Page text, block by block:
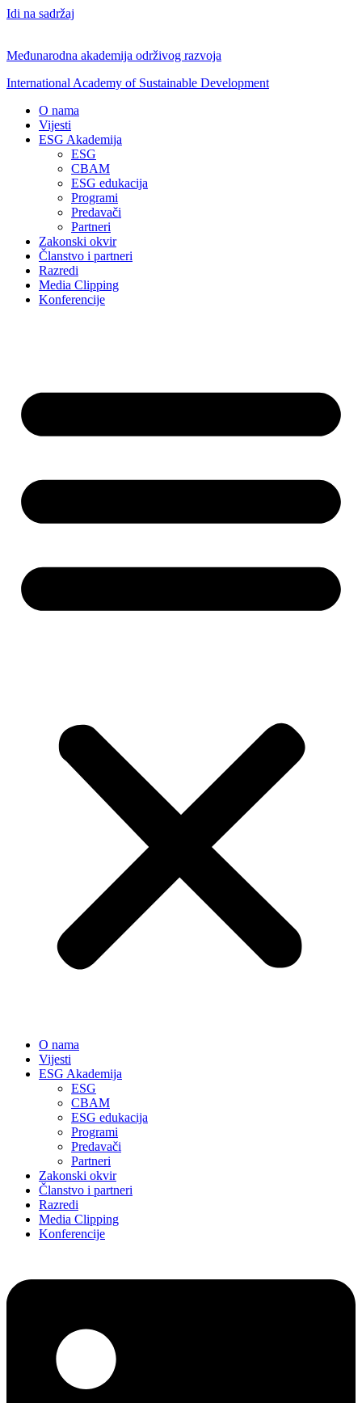
Idi na sadržaj
Međunarodna akademija održivog razvoja
International Academy of Sustainable Development
O nama
Vijesti
ESG Akademija
ESG
CBAM
ESG edukacija
Programi
Predavači
Partneri
Zakonski okvir
Članstvo i partneri
Razredi
Media Clipping
Konferencije
O nama
Vijesti
ESG Akademija
ESG
CBAM
ESG edukacija
Programi
Predavači
Partneri
Zakonski okvir
Članstvo i partneri
Razredi
Media Clipping
Konferencije